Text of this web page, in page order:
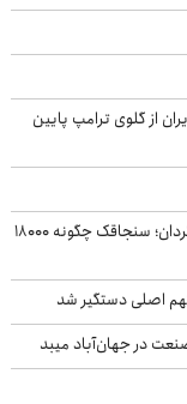
از گلوی ترامپ پایین
۲۰۰ میلیون سال زندگی بدون تغییر یک هواگرد سرگردان؛ سنجاقک‌ چگونه ۱۸۰۰۰
اصلی دستگیر شد
در جهان‌آباد میبد